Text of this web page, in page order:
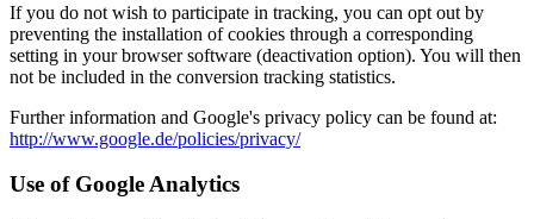
If you do not wish to participate in tracking, you can opt out by
preventing the installation of cookies through a corresponding
setting in your browser software (deactivation option). You will then
not be included in the conversion tracking statistics.
Further information and Google's privacy policy can be found at:
http://www.google.de/policies/privacy/
Use of Google Analytics